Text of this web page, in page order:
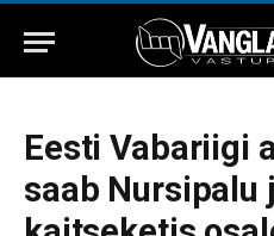
Eesti Vabariigi
saab Nursipalu